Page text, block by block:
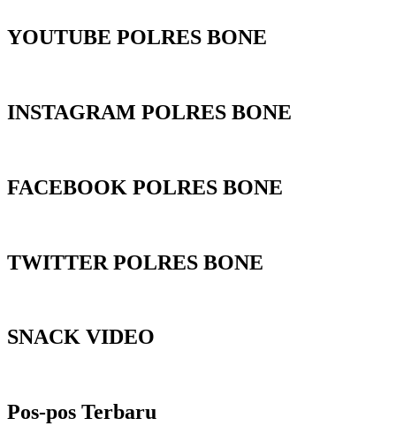
YOUTUBE POLRES BONE
INSTAGRAM POLRES BONE
FACEBOOK POLRES BONE
TWITTER POLRES BONE
SNACK VIDEO
Pos-pos Terbaru